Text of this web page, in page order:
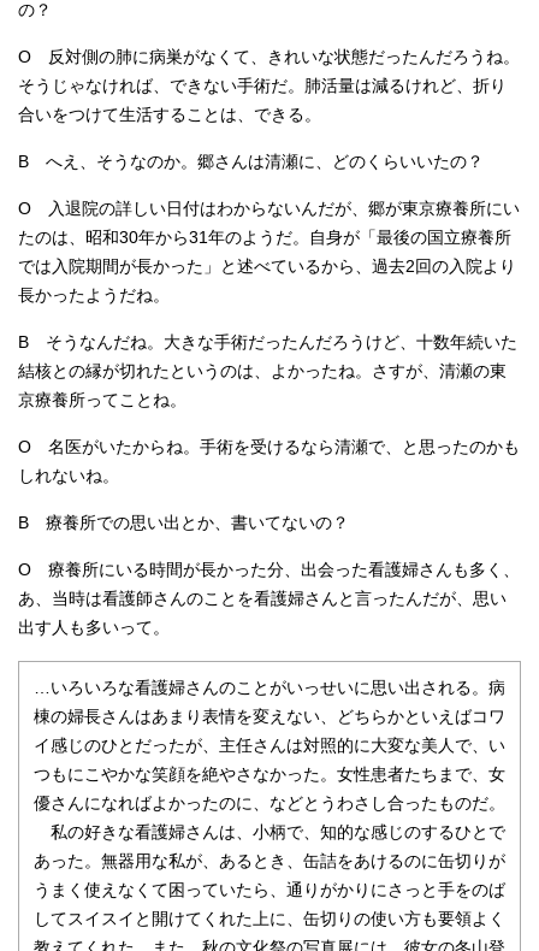
の？
O 反対側の肺に病巣がなくて、きれいな状態だったんだろうね。
そうじゃなければ、できない手術だ。肺活量は減るけれど、折り
合いをつけて生活することは、できる。
B へえ、そうなのか。郷さんは清瀬に、どのくらいいたの？
O 入退院の詳しい日付はわからないんだが、郷が東京療養所にい
たのは、昭和30年から31年のようだ。自身が「最後の国立療養所
では入院期間が長かった」と述べているから、過去2回の入院より
長かったようだね。
B そうなんだね。大きな手術だったんだろうけど、十数年続いた
結核との縁が切れたというのは、よかったね。さすが、清瀬の東
京療養所ってことね。
O 名医がいたからね。手術を受けるなら清瀬で、と思ったのかも
しれないね。
B 療養所での思い出とか、書いてないの？
O 療養所にいる時間が長かった分、出会った看護婦さんも多く、
あ、当時は看護師さんのことを看護婦さんと言ったんだが、思い
出す人も多いって。
…いろいろな看護婦さんのことがいっせいに思い出される。病
棟の婦長さんはあまり表情を変えない、どちらかといえばコワ
イ感じのひとだったが、主任さんは対照的に大変な美人で、い
つもにこやかな笑顔を絶やさなかった。女性患者たちまで、女
優さんになればよかったのに、などとうわさし合ったものだ。
私の好きな看護婦さんは、小柄で、知的な感じのするひとで
あった。無器用な私が、あるとき、缶詰をあけるのに缶切りが
うまく使えなくて困っていたら、通りがかりにさっと手をのば
してスイスイと開けてくれた上に、缶切りの使い方も要領よく